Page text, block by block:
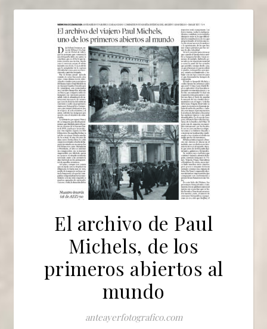
El archivo de Paul
Michels, de los
primeros abiertos al
mundo
anteayerfotografico.com